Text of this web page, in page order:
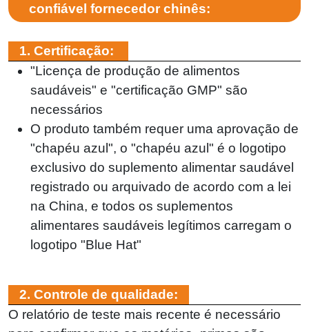
confiável fornecedor chinês:
1. Certificação:
"Licença de produção de alimentos
saudáveis" e "certificação GMP" são
necessários
O produto também requer uma aprovação de
"chapéu azul", o "chapéu azul" é o logotipo
exclusivo do suplemento alimentar saudável
registrado ou arquivado de acordo com a lei
na China, e todos os suplementos
alimentares saudáveis ​​legítimos carregam o
logotipo "Blue Hat"
2. Controle de qualidade:
O relatório de teste mais recente é necessário